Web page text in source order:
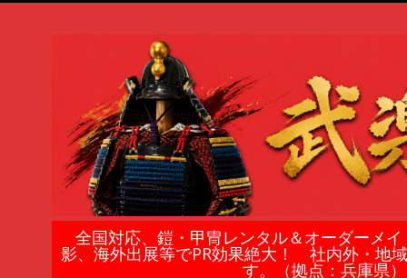
鎧全国対応、鎧・甲冑レンタル＆オーダーメ
影、海外出展等でPR効果絶大！ 社内外・地
す。（拠点：兵庫県）